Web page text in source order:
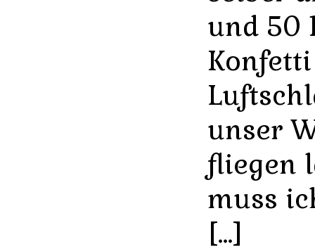
und 50
unser
fliegen
muss
[…]